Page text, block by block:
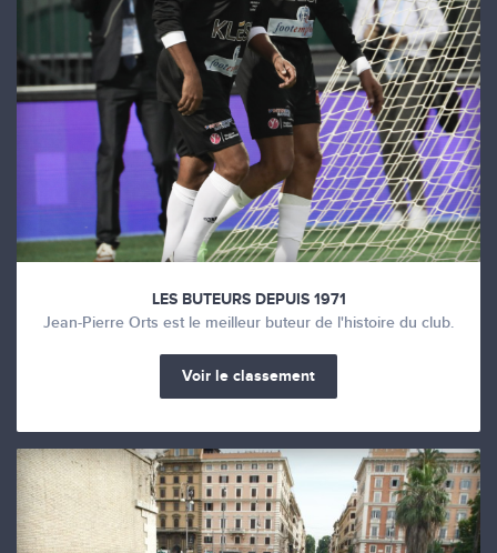
LES BUTEURS DEPUIS 1971
Jean-Pierre Orts est le meilleur buteur de l'histoire du club.
Voir le classement